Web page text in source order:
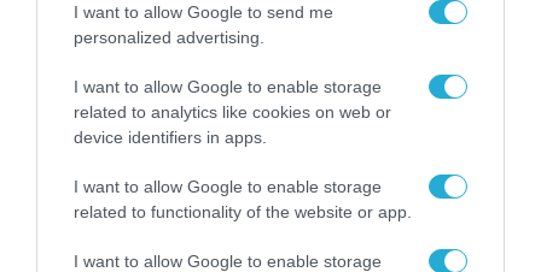
I want to allow Google to send me
personalized advertising.
I want to allow Google to enable storage
related to analytics like cookies on web or
device identifiers in apps.
I want to allow Google to enable storage
related to functionality of the website or app.
I want to allow Google to enable storage
Χούθι: Ανακοίνωσαν ναυτικό αποκλεισμό
σε βάρος της Σαουδικής Αραβίας!
«Οφθαλμόν αντί οφθαλμού»